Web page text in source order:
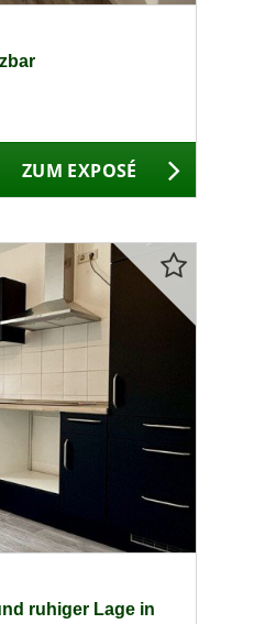
ZUM EXPOSÉ
ruhiger Lage in